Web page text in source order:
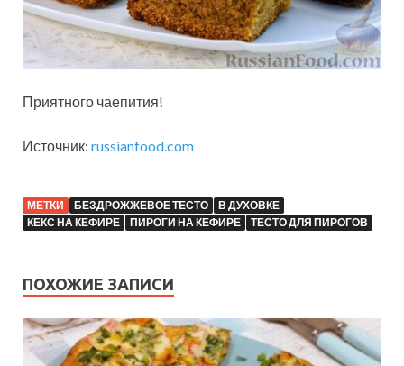
Приятного чаепития!
Источник: russianfood.com
МЕТКИ БЕЗДРОЖЖЕВОЕ ТЕСТО
В ДУХОВКЕ
КЕКС НА КЕФИРЕ
ПИРОГИ НА КЕФИРЕ ТЕСТО ДЛЯ ПИРОГОВ
ПОХОЖИЕ ЗАПИСИ